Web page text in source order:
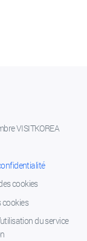
VISITKOREA
cookies
du service